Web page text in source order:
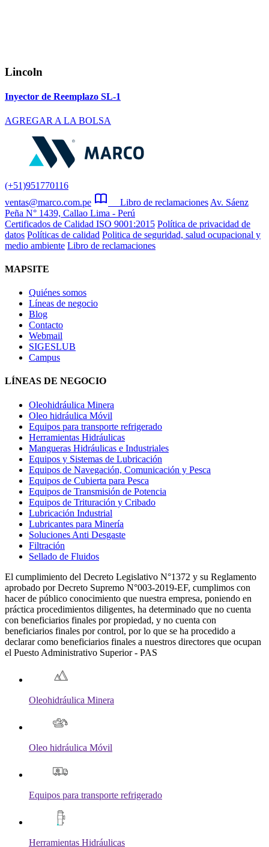
Lincoln
Inyector de Reemplazo SL-1
AGREGAR A LA BOLSA
(+51)951770116
ventas@marco.com.pe
Libro de reclamaciones Av. Sáenz
Peña N° 1439, Callao Lima - Perú
Certificados de Calidad ISO 9001:2015 Política de privacidad de
datos Políticas de calidad Politica de seguridad, salud ocupacional y
medio ambiente Libro de reclamaciones
MAPSITE
Quiénes somos
Líneas de negocio
Blog
Contacto
Webmail
SIGESLUB
Campus
LÍNEAS DE NEGOCIO
Oleohidráulica Minera
Oleo hidráulica Móvil
Equipos para transporte refrigerado
Herramientas Hidráulicas
Mangueras Hidráulicas e Industriales
Equipos y Sistemas de Lubricación
Equipos de Navegación, Comunicación y Pesca
Equipos de Cubierta para Pesca
Equipos de Transmisión de Potencia
Equipos de Trituración y Cribado
Lubricación Industrial
Lubricantes para Minería
Soluciones Anti Desgaste
Filtración
Sellado de Fluidos
El cumplimiento del Decreto Legislativo N°1372 y su Reglamento
aprobado por Decreto Supremo N°003-2019-EF, cumplimos con
hacer de público conocimiento que nuestra empresa, poniendo en
práctica procedimientos diligentes, ha determinado que no cuenta
con beneficiarios finales por propiedad, y no cuenta con
beneficiarios finales por control, por lo que se ha procedido a
declarar como beneficiarios finales a nuestros directores que ocupan
el Puesto Administrativo Superior - PAS
Oleohidráulica Minera
Oleo hidráulica Móvil
Equipos para transporte refrigerado
Herramientas Hidráulicas